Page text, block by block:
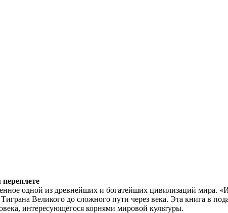
одной из древнейших и богатейших цивилизаций
Великого до сложного пути через века. Эта книга в
интересующегося корнями мировой культуры.